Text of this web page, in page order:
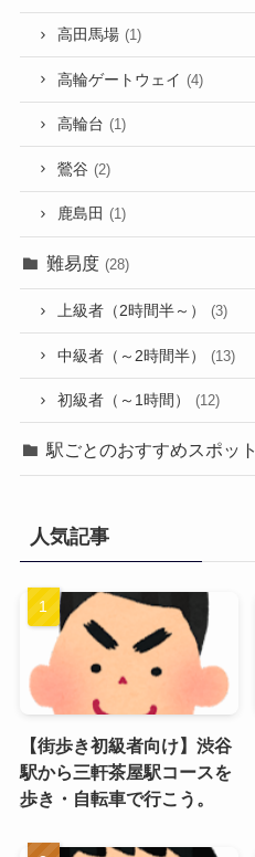
高田馬場 (1)
高輪ゲートウェイ (4)
高輪台 (1)
鶯谷 (2)
鹿島田 (1)
難易度 (28)
上級者（2時間半～） (3)
中級者（～2時間半） (13)
初級者（～1時間） (12)
駅ごとのおすすめスポット
人気記事
【街歩き初級者向け】渋谷
駅から三軒茶屋駅コースを
歩き・自転車で行こう。